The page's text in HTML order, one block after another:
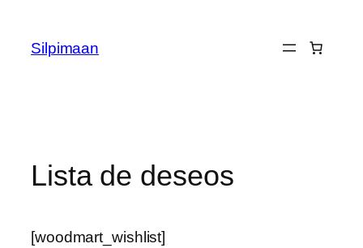
contenido
Silpimaan
Lista de deseos
[woodmart_wishlist]